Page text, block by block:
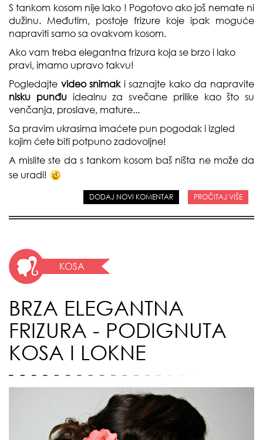
S tankom kosom nije lako ! Pogotovo ako još nemate ni
dužinu. Međutim, postoje frizure koje ipak moguće
napraviti samo sa ovakvom kosom.
Ako vam treba elegantna frizura koja se brzo i lako
pravi, imamo upravo takvu!
Pogledajte video snimak i saznajte kako da napravite
nisku punđu idealnu za svečane prilike kao što su
venčanja, proslave, mature...
Sa pravim ukrasima imaćete pun pogodak i izgled
kojim ćete biti potpuno zadovoljne!
A mislite ste da s tankom kosom baš ništa ne može da
se uradi!
DODAJ NOVI KOMENTAR PROČITAJ VIŠE
KOSA
BRZA ELEGANTNA
FRIZURA - PODIGNUTA
KOSA I LOKNE